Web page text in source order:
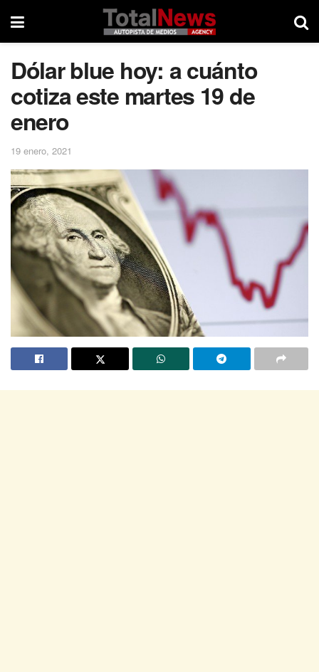
Dólar blue hoy: a cuánto
cotiza este martes 19 de
enero
19 enero, 2021